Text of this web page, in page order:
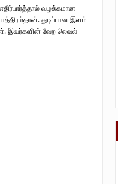
வழக்கமான
துடிப்பான இளம்
இவர்களின் வேற லெவல்